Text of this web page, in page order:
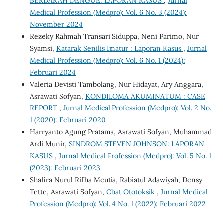
Medical Profession (Medpro): Vol. 6 No. 3 (2024):
November 2024
Rezeky Rahmah Transari Siduppa, Neni Parimo, Nur
Syamsi, Katarak Senilis Imatur : Laporan Kasus , Jurnal
Medical Profession (Medpro): Vol. 6 No. 1 (2024):
Februari 2024
Valeria Devisti Tambolang, Nur Hidayat, Ary Anggara,
Asrawati Sofyan, KONDILOMA AKUMINATUM : CASE
REPORT , Jurnal Medical Profession (Medpro): Vol. 2 No.
1 (2020): Februari 2020
Harryanto Agung Pratama, Asrawati Sofyan, Muhammad
Ardi Munir, SINDROM STEVEN JOHNSON: LAPORAN
KASUS , Jurnal Medical Profession (Medpro): Vol. 5 No. 1
(2023): Februari 2023
Shafira Nurul Rifha Meutia, Rabiatul Adawiyah, Densy
Tette, Asrawati Sofyan, Obat Ototoksik , Jurnal Medical
Profession (Medpro): Vol. 4 No. 1 (2022): Februari 2022